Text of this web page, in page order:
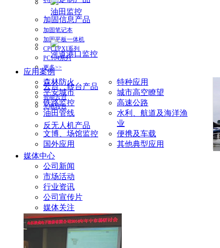
加固信息产品
加固笔记本
加固平板一体机
CPCI/PXI系列
PC104系列
更多>>
云台、转台产品
智能云台
光电转台
反无人机产品
油田监控
河道港口监控
应用案例
森林防火
特种应用
平安城市
城市高空瞭望
铁路监控
高速公路
油田管线
水利、航道及海洋渔
业
文博、场馆监控
便携及车载
国外应用
其他典型应用
媒体中心
公司新闻
市场活动
行业资讯
公司宣传片
媒体关注